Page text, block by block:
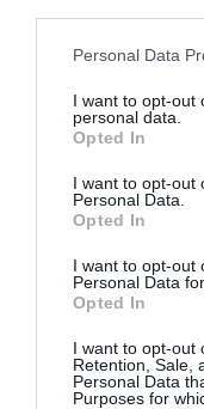
Personal Data
I want to opt-out
personal data.
Opted In
I want to opt-out
Personal Data.
Opted In
I want to opt-out
Personal Data
Opted In
I want to opt-out
Retention, Sale,
Personal Data
Purposes for
χρόνια από
Καταστροφή
22/11/2022 18:58